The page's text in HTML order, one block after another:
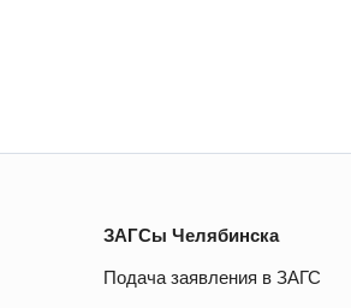
ЗАГСы Челябинска
Подача заявления в ЗАГС